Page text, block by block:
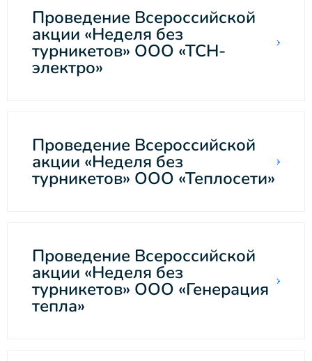
Проведение Всероссийской
акции «Неделя без
турникетов» ООО «ТСН-
электро»
Проведение Всероссийской
акции «Неделя без
турникетов» ООО «Теплосети»
Проведение Всероссийской
акции «Неделя без
турникетов» ООО «Генерация
тепла»